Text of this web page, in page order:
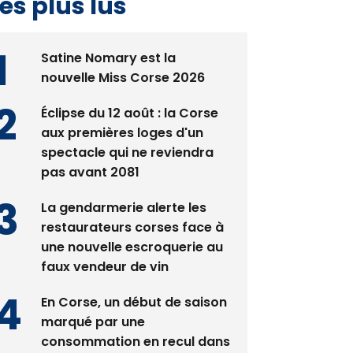
Satine Nomary est la
nouvelle Miss Corse 2026
Éclipse du 12 août : la Corse
aux premières loges d'un
spectacle qui ne reviendra
pas avant 2081
La gendarmerie alerte les
restaurateurs corses face à
une nouvelle escroquerie au
faux vendeur de vin
En Corse, un début de saison
marqué par une
consommation en recul dans